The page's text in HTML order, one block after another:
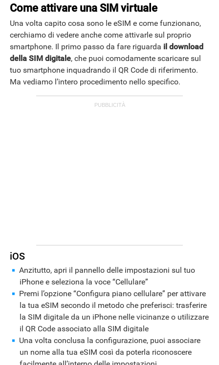
Come attivare una SIM virtuale
Una volta capito cosa sono le eSIM e come funzionano,
cerchiamo di vedere anche come attivarle sul proprio
smartphone. Il primo passo da fare riguarda il download
della SIM digitale, che puoi comodamente scaricare sul
tuo smartphone inquadrando il QR Code di riferimento.
Ma vediamo l’intero procedimento nello specifico.
iOS
Anzitutto, apri il pannello delle impostazioni sul tuo
iPhone e seleziona la voce “Cellulare”
Premi l’opzione “Configura piano cellulare” per attivare
la tua eSIM secondo il metodo che preferisci: trasferire
la SIM digitale da un iPhone nelle vicinanze o utilizzare
il QR Code associato alla SIM digitale
Una volta conclusa la configurazione, puoi associare
un nome alla tua eSIM così da poterla riconoscere